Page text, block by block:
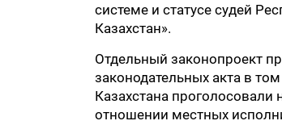
системе и статусе судей
Казахстан».
Отдельный законопроект
законодательных акта в
Казахстана
отношении местных